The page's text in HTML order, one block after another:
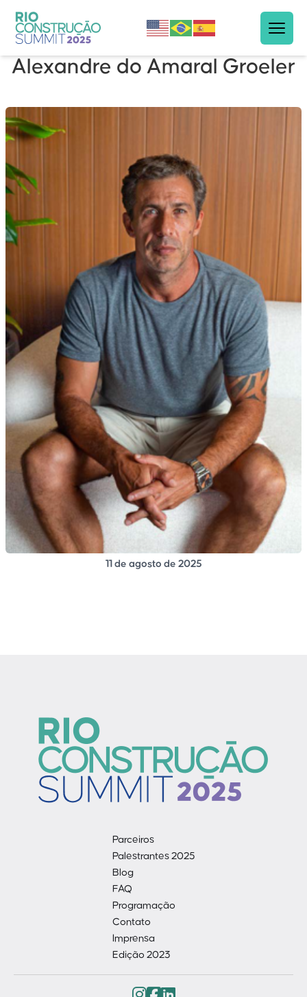
Alexandre do Amaral Groeler
11 de agosto de 2025
Parceiros
Palestrantes 2025
Blog
FAQ
Programação
Contato
Imprensa
Edição 2023